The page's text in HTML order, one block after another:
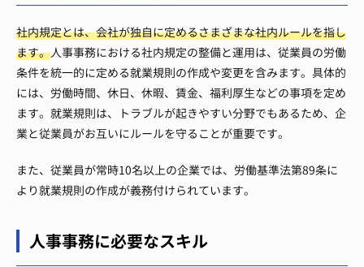
社内規定とは、会社が独自に定めるさまざまな社内ルールを指し
ます。人事事務における社内規定の整備と運用は、従業員の労働
条件を統一的に定める就業規則の作成や変更を含みます。具体的
には、労働時間、休日、休暇、賃金、福利厚生などの事項を定め
ます。就業規則は、トラブルが起きやすい分野でもあるため、企
業と従業員がお互いにルールを守ることが重要です。
また、従業員が常時10名以上の企業では、労働基準法第89条に
より就業規則の作成が義務付けられています。
人事事務に必要なスキル